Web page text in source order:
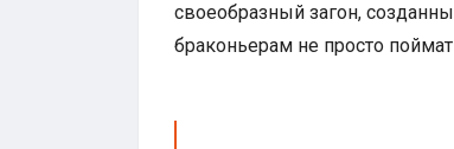
своеобразный загон,
браконьерам не просто